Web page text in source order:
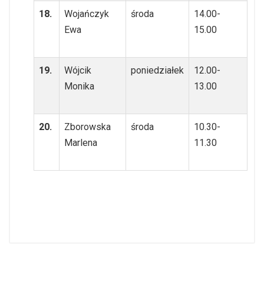
18.
Wojańczyk
Ewa
środa
14.00-
15.00
19.
Wójcik
Monika
poniedziałek
12.00-
13.00
20.
Zborowska
Marlena
środa
10.30-
11.30